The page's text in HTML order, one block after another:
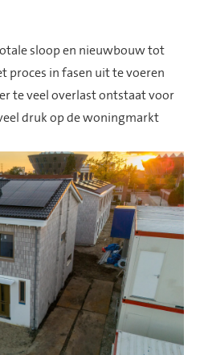
sloop en nieuwbouw tot
proces in fasen uit te voeren
te veel overlast ontstaat voor
druk op de woningmarkt